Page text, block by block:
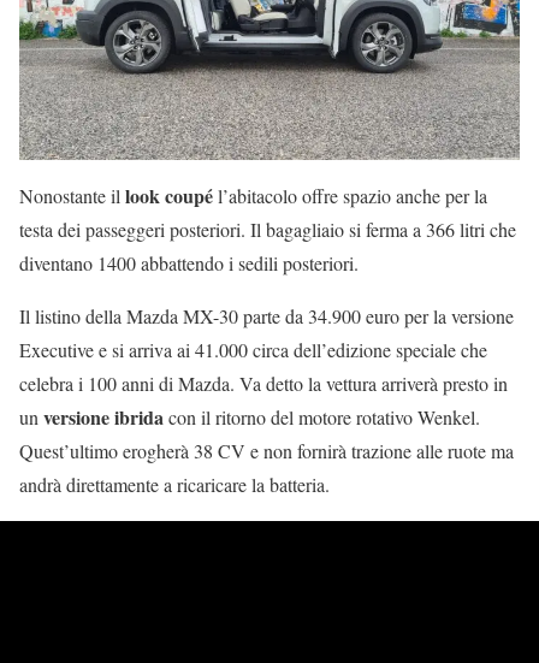
Nonostante illook coupél’abitacolo offre spazio anche per la
testa dei passeggeri posteriori. Il bagagliaio si ferma a 366 litri che
diventano 1400 abbattendo i sedili posteriori.
Il listino della Mazda MX-30 parte da 34.900 euro per la versione
Executive e si arriva ai 41.000 circa dell’edizione speciale che
celebra i 100 anni di Mazda. Va detto la vettura arriverà presto in
unversione ibridacon il ritorno del motore rotativo Wenkel.
Quest’ultimo erogherà 38 CV e non fornirà trazione alle ruote ma
andrà direttamente a ricaricare la batteria.